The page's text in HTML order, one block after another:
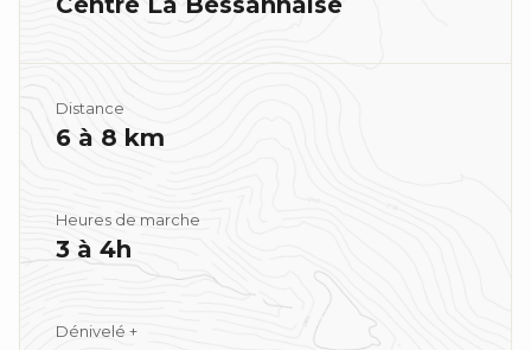
Distance
6 à 8 km
Heures de marche
3 à 4h
Dénivelé +